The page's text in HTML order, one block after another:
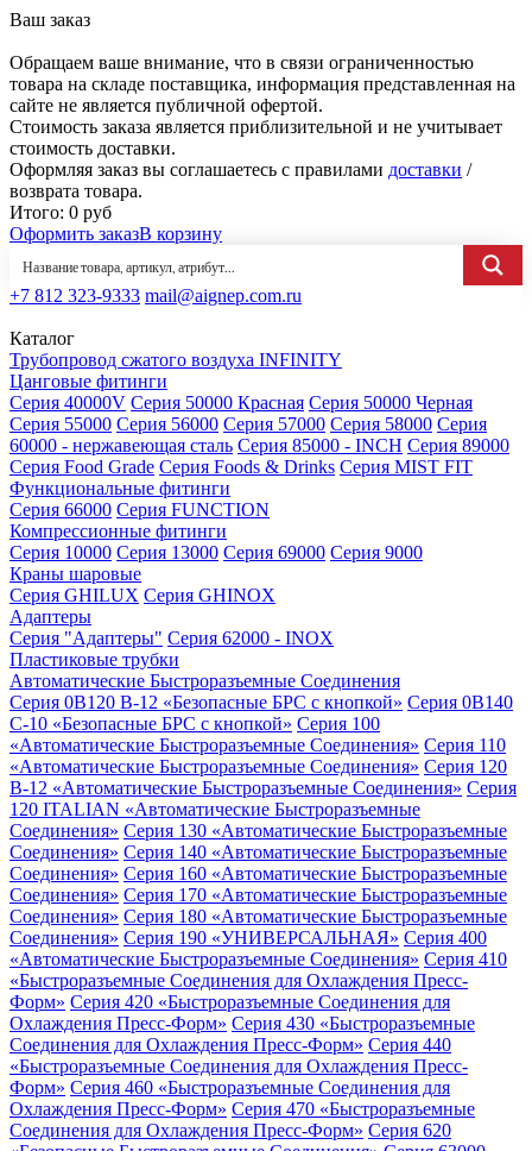
Ваш заказ
Обращаем ваше внимание, что в связи ограниченностью
товара на складе поставщика, информация представленная на
сайте не является публичной офертой.
Стоимость заказа является приблизительной и не учитывает
стоимость доставки.
Оформляя заказ вы соглашаетесь с правилами доставки /
возврата товара.
Итого: 0 руб
Оформить заказВ корзину
+7 812 323-9333 mail@aignep.com.ru
Каталог
Трубопровод сжатого воздуха INFINITY
Цанговые фитинги
Серия 40000V Серия 50000 Красная Серия 50000 Черная
Серия 55000 Серия 56000 Серия 57000 Серия 58000 Серия
60000 - нержавеющая сталь Серия 85000 - INCH Серия 89000
Серия Food Grade Серия Foods & Drinks Серия MIST FIT
Функциональные фитинги
Серия 66000 Серия FUNCTION
Компрессионные фитинги
Серия 10000 Серия 13000 Серия 69000 Серия 9000
Краны шаровые
Серия GHILUX Серия GHINOX
Адаптеры
Серия "Адаптеры" Серия 62000 - INOX
Пластиковые трубки
Автоматические Быстроразъемные Соединения
Серия 0B120 B-12 «Безопасные БРС с кнопкой» Серия 0B140
C-10 «Безопасные БРС с кнопкой» Серия 100
«Автоматические Быстроразъемные Соединения» Серия 110
«Автоматические Быстроразъемные Соединения» Серия 120
B-12 «Автоматические Быстроразъемные Соединения» Серия
120 ITALIAN «Автоматические Быстроразъемные
Соединения» Серия 130 «Автоматические Быстроразъемные
Соединения» Серия 140 «Автоматические Быстроразъемные
Соединения» Серия 160 «Автоматические Быстроразъемные
Соединения» Серия 170 «Автоматические Быстроразъемные
Соединения» Серия 180 «Автоматические Быстроразъемные
Соединения» Серия 190 «УНИВЕРСАЛЬНАЯ» Серия 400
«Автоматические Быстроразъемные Соединения» Серия 410
«Быстроразъемные Соединения для Охлаждения Пресс-
Форм» Серия 420 «Быстроразъемные Соединения для
Охлаждения Пресс-Форм» Серия 430 «Быстроразъемные
Соединения для Охлаждения Пресс-Форм» Серия 440
«Быстроразъемные Соединения для Охлаждения Пресс-
Форм» Серия 460 «Быстроразъемные Соединения для
Охлаждения Пресс-Форм» Серия 470 «Быстроразъемные
Соединения для Охлаждения Пресс-Форм» Серия 620